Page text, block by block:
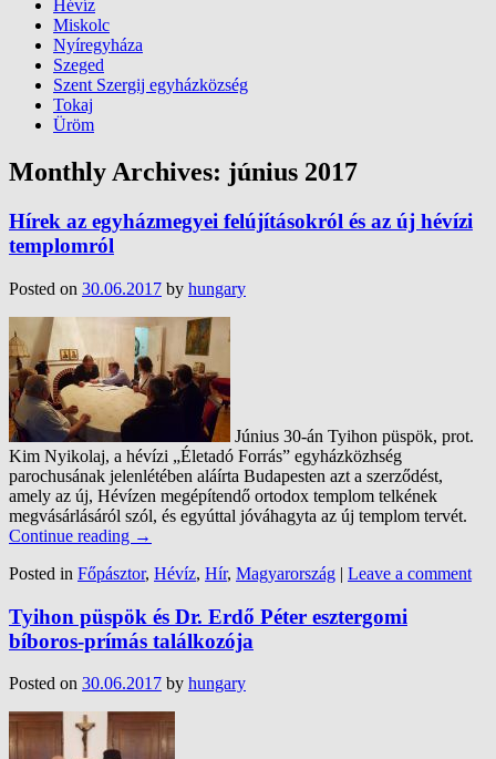
Hévíz
Miskolc
Nyíregyháza
Szeged
Szent Szergij egyházközség
Tokaj
Üröm
Monthly Archives: június 2017
Hírek az egyházmegyei felújításokról és az új hévízi
templomról
Posted on 30.06.2017 by hungary
Június 30-án Tyihon püspök, prot.
Kim Nyikolaj, a hévízi „Életadó Forrás” egyházközhség
parochusának jelenlétében aláírta Budapesten azt a szerződést,
amely az új, Hévízen megépítendő ortodox templom telkének
megvásárlásáról szól, és egyúttal jóváhagyta az új templom tervét.
Continue reading →
Posted in Főpásztor, Hévíz, Hír, Magyarország | Leave a comment
Tyihon püspök és Dr. Erdő Péter esztergomi
bíboros-prímás találkozója
Posted on 30.06.2017 by hungary